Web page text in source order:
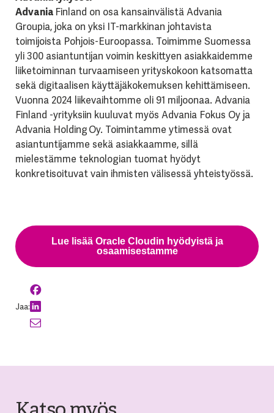
Advania Finland on osa kansainvälistä Advania
Groupia, joka on yksi IT-markkinan johtavista
toimijoista Pohjois-Euroopassa. Toimimme Suomessa
yli 300 asiantuntijan voimin keskittyen asiakkaidemme
liiketoiminnan turvaamiseen yrityskokoon katsomatta
sekä digitaalisen käyttäjäkokemuksen kehittämiseen.
Vuonna 2024 liikevaihtomme oli 91 miljoonaa. Advania
Finland -yrityksiin kuuluvat myös Advania Fokus Oy ja
Advania Holding Oy. Toimintamme ytimessä ovat
asiantuntijamme sekä asiakkaamme, sillä
mielestämme teknologian tuomat hyödyt
konkretisoituvat vain ihmisten välisessä yhteistyössä.
Lue lisää Oracle Cloudin hyödyistä ja
osaamisestamme
Jaa: